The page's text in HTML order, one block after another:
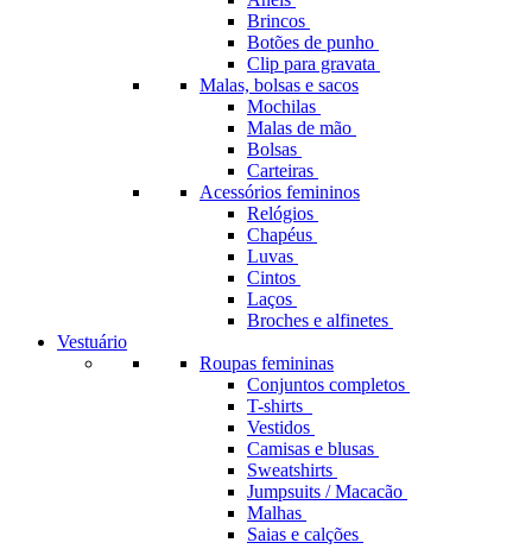
Brincos
Botões de punho
Clip para gravata
Malas, bolsas e sacos
Mochilas
Malas de mão
Bolsas
Carteiras
Acessórios femininos
Relógios
Chapéus
Luvas
Cintos
Laços
Broches e alfinetes
Vestuário
Roupas femininas
Conjuntos completos
T-shirts
Vestidos
Camisas e blusas
Sweatshirts
Jumpsuits / Macacão
Malhas
Saias e calções